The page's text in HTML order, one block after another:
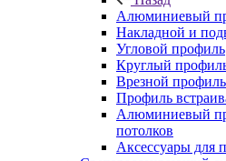
Алюминиевый
Накладной и
Угловой профиль
Круглый
Врезной профиль
Профиль
Алюминиевый
потолков
Аксессуары для